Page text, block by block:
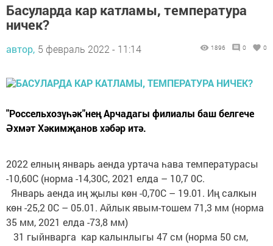
Басуларда кар катламы, температура
ничек?
автор, 5 февраль 2022 - 11:14 1896 0 0
"Россельхозүһәк"нең Арчадагы филиалы баш белгече
Әхмәт Хәкимҗанов хәбәр итә.
2022 елның январь аенда уртача һава температурасы
-10,60С (норма -14,30С, 2021 елда – 10,7 0С.
Январь аенда иң җылы көн -0,70С – 19.01. Иң салкын
көн -25,2 0С – 05.01. Айлык явым-тошем 71,3 мм (норма
35 мм, 2021 елда -73,8 мм)
31 гыйнварга кар калынлыгы 47 см (норма 50 см,